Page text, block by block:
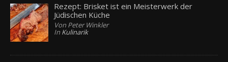
Rezept: Brisket ist ein Meisterwerk der
Jüdischen Küche
Von Peter Winkler
In Kulinarik